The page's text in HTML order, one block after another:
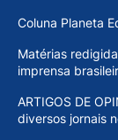
Coluna Planeta
Matérias
imprensa
ARTIGOS DE
diversos jornais